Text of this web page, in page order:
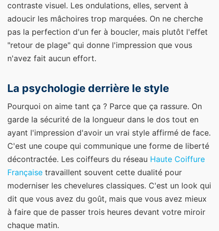
contraste visuel. Les ondulations, elles, servent à
adoucir les mâchoires trop marquées. On ne cherche
pas la perfection d'un fer à boucler, mais plutôt l'effet
"retour de plage" qui donne l'impression que vous
n'avez fait aucun effort.
La psychologie derrière le style
Pourquoi on aime tant ça ? Parce que ça rassure. On
garde la sécurité de la longueur dans le dos tout en
ayant l'impression d'avoir un vrai style affirmé de face.
C'est une coupe qui communique une forme de liberté
décontractée. Les coiffeurs du réseau Haute Coiffure
Française travaillent souvent cette dualité pour
moderniser les chevelures classiques. C'est un look qui
dit que vous avez du goût, mais que vous avez mieux
à faire que de passer trois heures devant votre miroir
chaque matin.